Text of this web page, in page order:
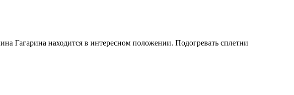
Гагарина находится в интересном положении. Подогревать сплетни